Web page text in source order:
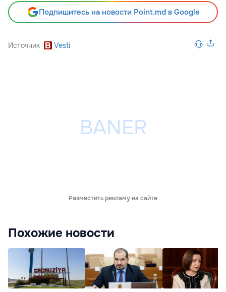
Подпишитесь на новости Point.md в Google
Источник Vesti
Разместить рекламу на сайте
Похожие новости